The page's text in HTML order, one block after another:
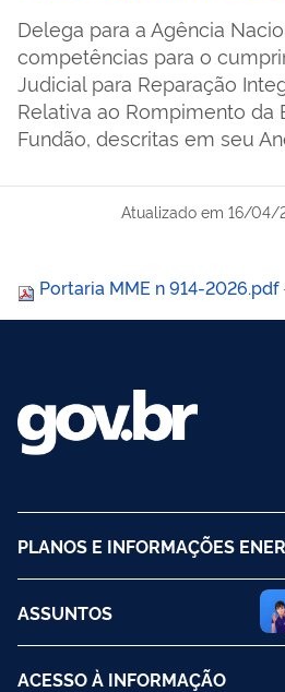
Delega para a Agência
competências para o
Judicial para Reparação
Relativa ao Rompimento da
Fundão, descritas em seu
Atualizado em 16/04/
Portaria MME n 914-2026.pdf
PLANOS E INFORMAÇÕES
ASSUNTOS
ACESSO À INFORMAÇÃO